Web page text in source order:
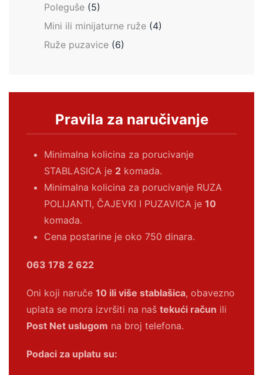
Poleguše (5)
Mini ili minijaturne ruže (4)
Ruže puzavice (6)
Pravila za naručivanje
Minimalna kolicina za porucivanje
STABLASICA je 2 komada.
Minimalna kolicina za porucivanje RUZA
POLIJANTI, ČAJEVKI I PUZAVICA je 10
komada.
Cena postarine je oko 750 dinara.
063 178 2 622
Oni koji naruče 10 ili više stablašica, obavezno
uplata se mora izvršiti na naš tekući račun ili
Post Net uslugom na broj telefona.
Podaci za uplatu su: